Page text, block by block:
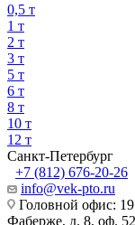
0,5 т
1 т
2 т
3 т
5 т
6 т
8 т
10 т
12 т
Санкт-Петербург
+7 (812) 676-20-26
info@vek-pto.ru
Головной офис:
Фаберже, д. 8, оф.